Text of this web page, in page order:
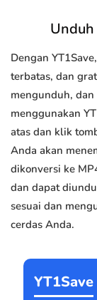
Dengan
terbatas, dan
mengunduh,
menggunakan
atas dan klik
Anda akan
dikonversi ke
dan dapat
sesuai dan
cerdas Anda.
YT1Save